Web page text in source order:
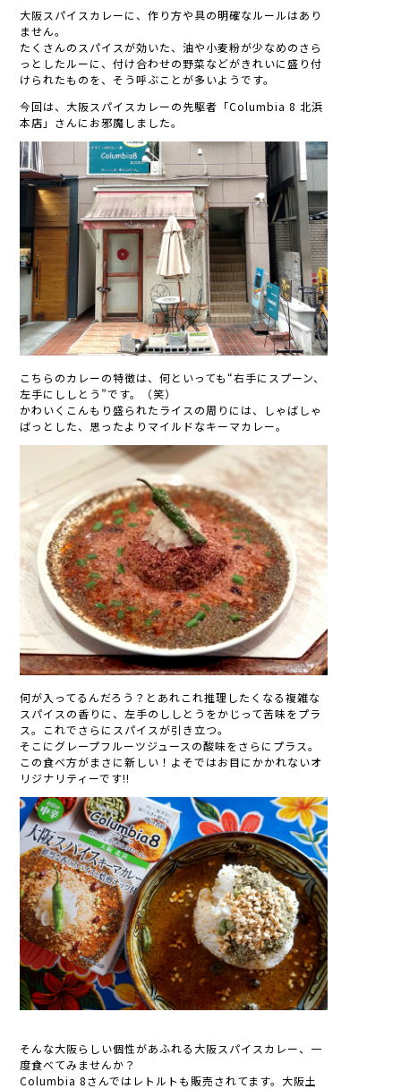
大阪スパイスカレーに、作り方や具の明確なルールはあり
ません。
たくさんのスパイスが効いた、油や小麦粉が少なめのさら
っとしたルーに、付け合わせの野菜などがきれいに盛り付
けられたものを、そう呼ぶことが多いようです。
今回は、大阪スパイスカレーの先駆者「Columbia 8 北浜
本店」さんにお邪魔しました。
こちらのカレーの特徴は、何といっても“右手にスプーン、
左手にししとう”です。（笑）
かわいくこんもり盛られたライスの周りには、しゃばしゃ
ばっとした、思ったよりマイルドなキーマカレー。
何が入ってるんだろう？とあれこれ推理したくなる複雑な
スパイスの香りに、左手のししとうをかじって苦味をプラ
ス。これでさらにスパイスが引き立つ。
そこにグレープフルーツジュースの酸味をさらにプラス。
この食べ方がまさに新しい！よそではお目にかかれないオ
リジナリティーです!!
そんな大阪らしい個性があふれる大阪スパイスカレー、一
度食べてみませんか？
Columbia 8さんではレトルトも販売されてます。大阪土